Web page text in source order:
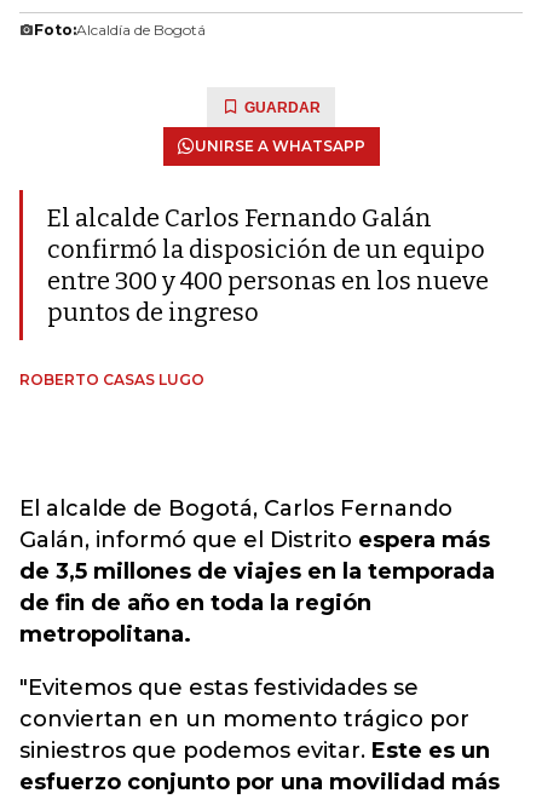
Foto:Alcaldía de Bogotá
GUARDAR
UNIRSE A WHATSAPP
El alcalde Carlos Fernando Galán
confirmó la disposición de un equipo
entre 300 y 400 personas en los nueve
puntos de ingreso
ROBERTO CASAS LUGO
El alcalde de Bogotá, Carlos Fernando
Galán, informó que el Distrito espera más
de 3,5 millones de viajes en la temporada
de fin de año en toda la región
metropolitana.
"Evitemos que estas festividades se
conviertan en un momento trágico por
siniestros que podemos evitar. Este es un
esfuerzo conjunto por una movilidad más